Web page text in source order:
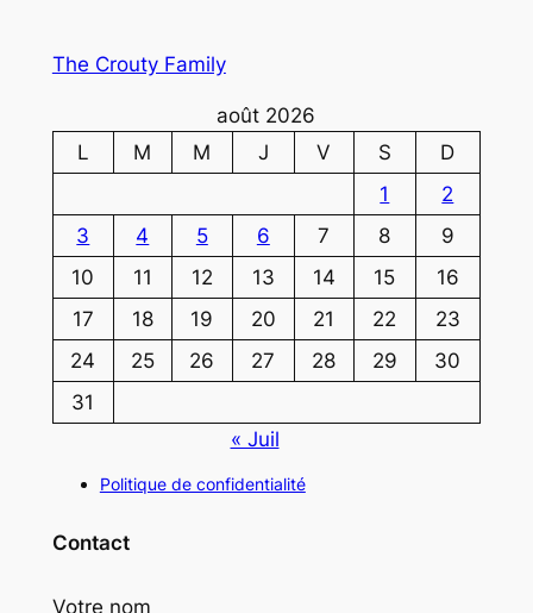
The Crouty Family
août 2026
L
M M J V S
D
1
2
3
4 5 6 7 8
9
10
11 12 13 14 15
16
17
18 19 20 21 22
23
24
25 26 27 28 29
30
31
« Juil
Politique de confidentialité
Contact
Votre nom